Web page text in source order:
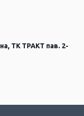
ТК ТРАКТ пав. 2-